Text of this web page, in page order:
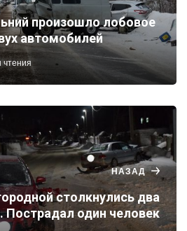
произошло лобовое
автомобилей
чтения
НАЗАД
столкнулись два
Пострадал один человек